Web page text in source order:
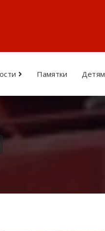
Памятки Детям